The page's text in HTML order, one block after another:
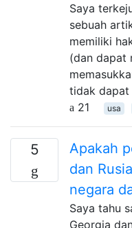
Saya
sebuah
memiliki
(dan dapat
tidak dapat
21
usa
5
Apakah
dan
negara
Saya tahu
Georgia